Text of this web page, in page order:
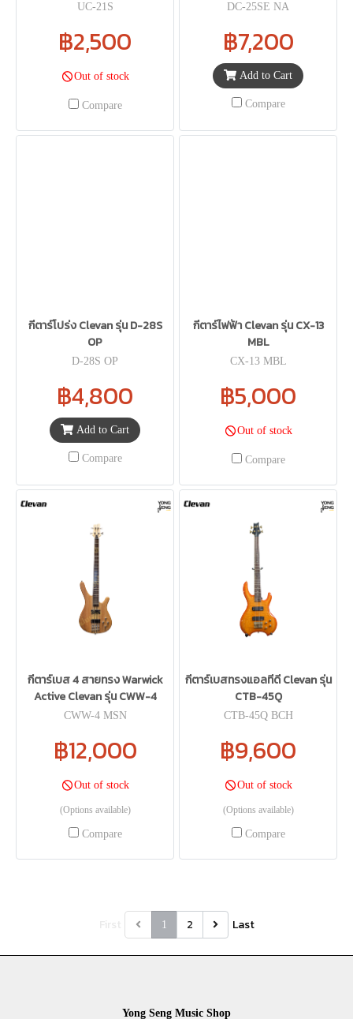
UC-21S
฿2,500
Out of stock
Compare
DC-25SE NA
฿7,200
Add to Cart
Compare
กีตาร์โปร่ง Clevan รุ่น D-28S
OP
D-28S OP
฿4,800
Add to Cart
Compare
กีตาร์ไฟฟ้า Clevan รุ่น CX-13
MBL
CX-13 MBL
฿5,000
Out of stock
Compare
กีตาร์เบส 4 สายทรง Warwick
Active Clevan รุ่น CWW-4
CWW-4 MSN
฿12,000
Out of stock
(Options available)
Compare
กีตาร์เบสทรงแอลทีดี Clevan รุ่น
CTB-45Q
CTB-45Q BCH
฿9,600
Out of stock
(Options available)
Compare
1 2 Last
Yong Seng Music Shop